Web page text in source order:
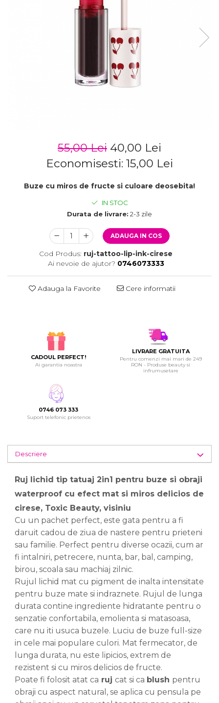
55,00 Lei 40,00 Lei
Economisesti: 15,00 Lei
Buze cu miros de fructe si culoare deosebita!
IN STOC
Durata de livrare: 2-3 zile
ADAUGA IN COS
Cod Produs: ruj-tattoo-lip-ink-cirese
Ai nevoie de ajutor? 0746073333
Adauga la Favorite Cere informatii
CADOUL PERFECT!
Ai garantia noastra
LIVRARE GRATUITA
Pentru comenzi mai mari de 249
RON - Produse beauty si
infrumusetare
0746 073 333
Suport telefonic prietenos
Descriere
Ruj lichid tip tatuaj 2in1 pentru buze si obraji
waterproof cu efect mat si miros delicios de
cirese, Toxic Beauty, visiniu
Cu un pachet perfect, este gata pentru a fi
daruit cadou de ziua de nastere pentru prieteni
sau familie. Perfect pentru diverse ocazii, cum ar
fi intalniri, petrecere, nunta, bar, bal, camping,
birou, scoala sau machiaj zilnic.
Rujul lichid mat cu pigment de inalta intensitate
pentru buze mate si indraznete. Rujul de lunga
durata contine ingrediente hidratante pentru o
senzatie confortabila, emolienta si matasoasa,
care nu iti usuca buzele. Luciu de buze full-size
in cele mai populare culori. Mat fermecator, de
lunga durata, nu este lipicios, extrem de
rezistent si cu miros delicios de fructe.
Poate fi folosit atat ca ruj cat si ca blush pentru
obraji cu aspect natural, se aplica cu pensula pe